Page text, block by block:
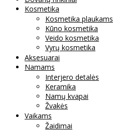
Kosmetika
Kosmetika plaukams
Kūno kosmetika
Veido kosmetika
Vyrų kosmetika
Aksesuarai
Namams
Interjero detalės
Keramika
Namų kvapai
Žvakės
Vaikams
Žaidimai